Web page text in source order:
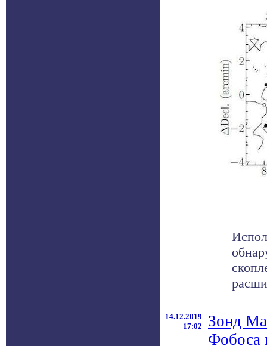
14.12.2019
17:02
Зонд
Фобоса